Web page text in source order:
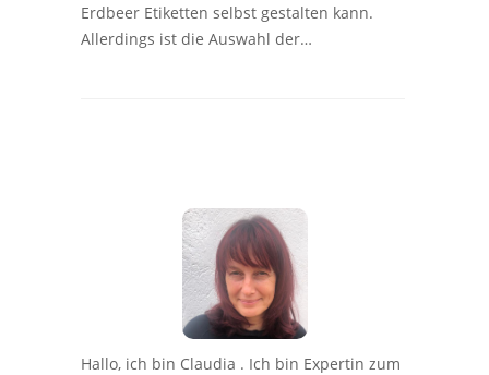
Erdbeer Etiketten selbst gestalten kann.
Allerdings ist die Auswahl der…
Hallo, ich bin Claudia . Ich bin Expertin zum